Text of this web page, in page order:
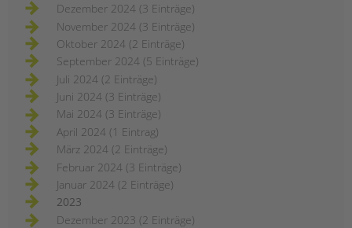
Dezember 2024 (3 Einträge)
November 2024 (3 Einträge)
Oktober 2024 (2 Einträge)
September 2024 (5 Einträge)
Juli 2024 (2 Einträge)
Juni 2024 (3 Einträge)
Mai 2024 (3 Einträge)
April 2024 (1 Eintrag)
März 2024 (2 Einträge)
Februar 2024 (3 Einträge)
Januar 2024 (2 Einträge)
2023
Dezember 2023 (2 Einträge)